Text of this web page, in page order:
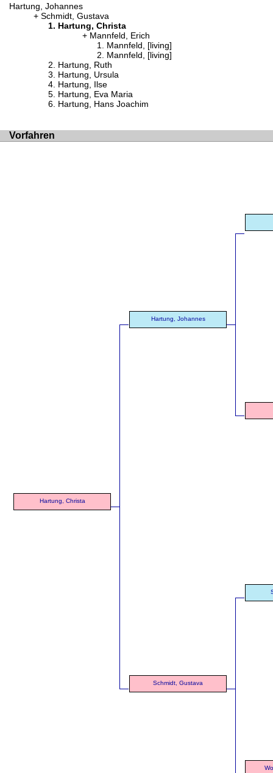
Hartung, Johannes
Schmidt, Gustava
Hartung, Christa
Mannfeld, Erich
Mannfeld, [living]
Mannfeld, [living]
Hartung, Ruth
Hartung, Ursula
Hartung, Ilse
Hartung, Eva Maria
Hartung, Hans Joachim
Vorfahren
Hartung, Christa
Hartung, Johannes
Schmidt, Gustava